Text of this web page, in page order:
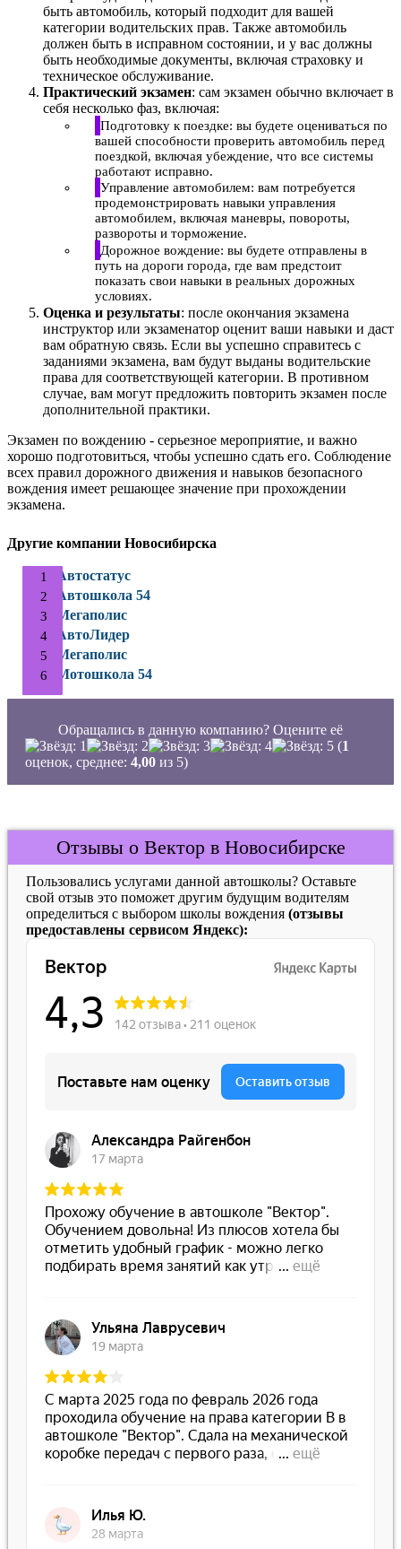
быть автомобиль, который подходит для вашей
категории водительских прав. Также автомобиль
должен быть в исправном состоянии, и у вас должны
быть необходимые документы, включая страховку и
техническое обслуживание.
Практический экзамен: сам экзамен обычно включает в
себя несколько фаз, включая:
Подготовку к поездке: вы будете оцениваться по
вашей способности проверить автомобиль перед
поездкой, включая убеждение, что все системы
работают исправно.
Управление автомобилем: вам потребуется
продемонстрировать навыки управления
автомобилем, включая маневры, повороты,
развороты и торможение.
Дорожное вождение: вы будете отправлены в
путь на дороги города, где вам предстоит
показать свои навыки в реальных дорожных
условиях.
Оценка и результаты: после окончания экзамена
инструктор или экзаменатор оценит ваши навыки и даст
вам обратную связь. Если вы успешно справитесь с
заданиями экзамена, вам будут выданы водительские
права для соответствующей категории. В противном
случае, вам могут предложить повторить экзамен после
дополнительной практики.
Экзамен по вождению - серьезное мероприятие, и важно
хорошо подготовиться, чтобы успешно сдать его. Соблюдение
всех правил дорожного движения и навыков безопасного
вождения имеет решающее значение при прохождении
экзамена.
Другие компании Новосибирска
Автостатус
Автошкола 54
Мегаполис
АвтоЛидер
Мегаполис
Мотошкола 54
Обращались в данную компанию? Оцените её
(1
оценок, среднее: 4,00 из 5)
Отзывы о Вектор в Новосибирске
Пользовались услугами данной автошколы? Оставьте
свой отзыв это поможет другим будущим водителям
определиться с выбором школы вождения (отзывы
предоставлены сервисом Яндекс):